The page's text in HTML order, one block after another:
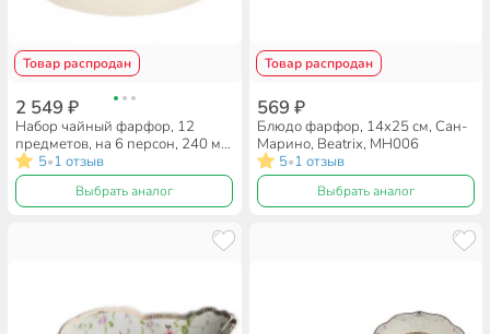
Товар распродан
2 549 ₽
Набор чайный фарфор, 12
предметов, на 6 персон, 240 мл,
Beatrix, Сан-Марино,
МН001P/6, подарочная
упаковка
5•1 отзыв
Выбрать аналог
Товар распродан
569 ₽
Блюдо фарфор, 14х25 см, Сан-
Марино, Beatrix, МН006
5•1 отзыв
Выбрать аналог